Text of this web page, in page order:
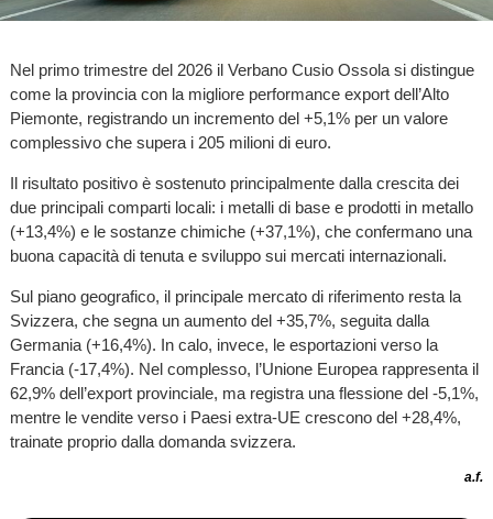
Nel primo trimestre del 2026 il Verbano Cusio Ossola si distingue
come la provincia con la migliore performance export dell’Alto
Piemonte, registrando un incremento del +5,1% per un valore
complessivo che supera i 205 milioni di euro.
Il risultato positivo è sostenuto principalmente dalla crescita dei
due principali comparti locali: i metalli di base e prodotti in metallo
(+13,4%) e le sostanze chimiche (+37,1%), che confermano una
buona capacità di tenuta e sviluppo sui mercati internazionali.
Sul piano geografico, il principale mercato di riferimento resta la
Svizzera, che segna un aumento del +35,7%, seguita dalla
Germania (+16,4%). In calo, invece, le esportazioni verso la
Francia (-17,4%). Nel complesso, l’Unione Europea rappresenta il
62,9% dell’export provinciale, ma registra una flessione del -5,1%,
mentre le vendite verso i Paesi extra-UE crescono del +28,4%,
trainate proprio dalla domanda svizzera.
a.f.